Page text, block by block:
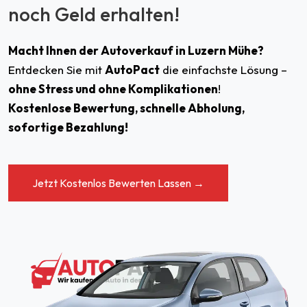
noch Geld erhalten!
Macht Ihnen der Autoverkauf in Luzern Mühe?
Entdecken Sie mitAutoPact die einfachste Lösung –
ohne Stress und ohne Komplikationen!
Kostenlose Bewertung, schnelle Abholung,
sofortige Bezahlung!
Jetzt Kostenlos Bewerten Lassen →